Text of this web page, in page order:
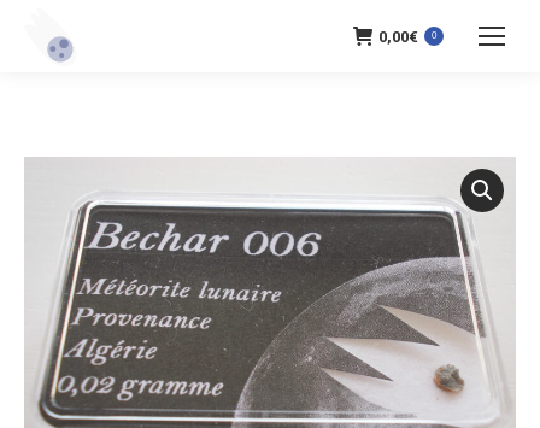
0,00€ 0